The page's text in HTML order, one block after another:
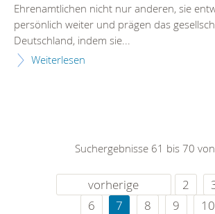
Ehrenamtlichen nicht nur anderen, sie
persönlich weiter und prägen das
Deutschland, indem sie...
Weiterlesen
Suchergebnisse 61 bis 70
vorherige 2
6
7 8 9 10